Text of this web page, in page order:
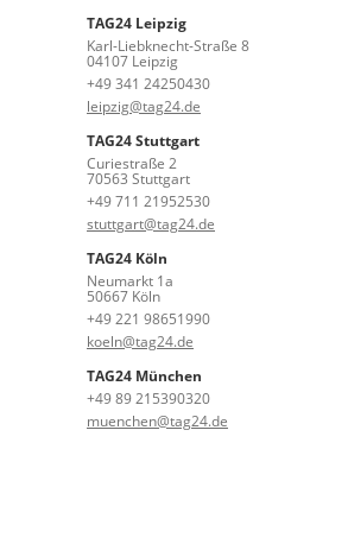
TAG24 Leipzig
Karl-Liebknecht-Straße 8
04107 Leipzig
+49 341 24250430
leipzig@tag24.de
TAG24 Stuttgart
Curiestraße 2
70563 Stuttgart
+49 711 21952530
stuttgart@tag24.de
TAG24 Köln
Neumarkt 1a
50667 Köln
+49 221 98651990
koeln@tag24.de
TAG24 München
+49 89 215390320
muenchen@tag24.de